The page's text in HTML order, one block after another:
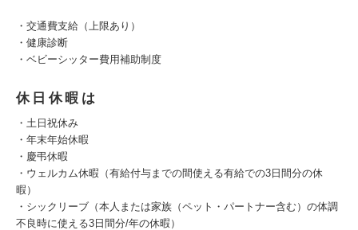
・交通費支給（上限あり）
・健康診断
・ベビーシッター費用補助制度
休日休暇は
・土日祝休み
・年末年始休暇
・慶弔休暇
・ウェルカム休暇（有給付与までの間使える有給での3日間分の休
暇）
・シックリーブ（本人または家族（ペット・パートナー含む）の体調
不良時に使える3日間分/年の休暇）